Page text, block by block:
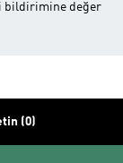
bildirimine değer
(0)